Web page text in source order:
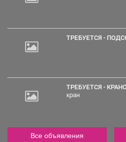
ТРЕБУЕТСЯ -
ТРЕБУЕТСЯ -
кран
Все объявления